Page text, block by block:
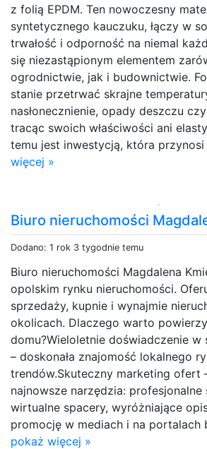
z folią EPDM. Ten nowoczesny
syntetycznego kauczuku, łączy w
trwałość i odporność na niemal
się niezastąpionym elementem
ogrodnictwie, jak i budownictwie.
stanie przetrwać skrajne
nasłonecznienie, opady deszczu
tracąc swoich właściwości ani
temu jest inwestycją, która przynosi
więcej »
Biuro nieruchomości
Dodano: 1 rok 3 tygodnie temu
Biuro nieruchomości Magdalena
opolskim rynku nieruchomości.
sprzedaży, kupnie i wynajmie
okolicach. Dlaczego warto
domu?Wieloletnie doświadczenie
– doskonała znajomość lokalnego
trendów.Skuteczny marketing ofert
najnowsze narzędzia: profesjonalne
wirtualne spacery, wyróżniające
promocję w mediach i na portalach
pokaż więcej »